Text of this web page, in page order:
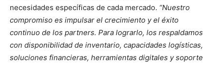
necesidades específicas de cada mercado. “Nuestro
compromiso es impulsar el crecimiento y el éxito
continuo de los partners. Para lograrlo, los respaldamos
con disponibilidad de inventario, capacidades logísticas,
soluciones financieras, herramientas digitales y soporte